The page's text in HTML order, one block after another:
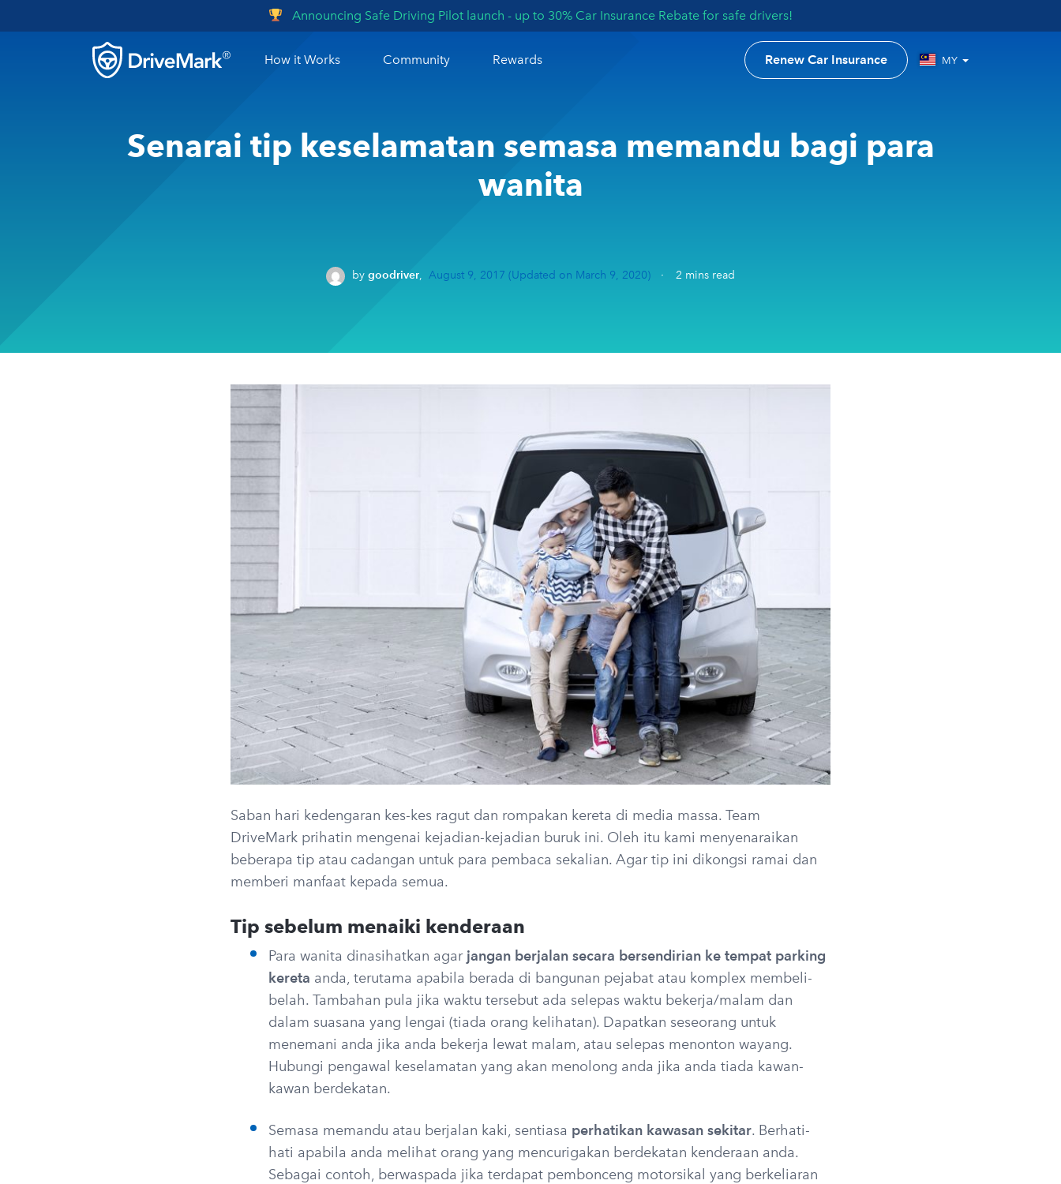
Announcing Safe Driving Pilot launch - up to 30% Car Insurance Rebate for safe drivers!
How it Works Community Rewards Renew Car Insurance MY
Senarai tip keselamatan semasa memandu bagi para
wanita
by goodriver, August 9, 2017 (Updated on March 9, 2020) · 2 mins read
Saban hari kedengaran kes-kes ragut dan rompakan kereta di media massa. Team
DriveMark prihatin mengenai kejadian-kejadian buruk ini. Oleh itu kami menyenaraikan
beberapa tip atau cadangan untuk para pembaca sekalian. Agar tip ini dikongsi ramai dan
memberi manfaat kepada semua.
Tip sebelum menaiki kenderaan
Para wanita dinasihatkan agar jangan berjalan secara bersendirian ke tempat parking
kereta anda, terutama apabila berada di bangunan pejabat atau komplex membeli-
belah. Tambahan pula jika waktu tersebut ada selepas waktu bekerja/malam dan
dalam suasana yang lengai (tiada orang kelihatan). Dapatkan seseorang untuk
menemani anda jika anda bekerja lewat malam, atau selepas menonton wayang.
Hubungi pengawal keselamatan yang akan menolong anda jika anda tiada kawan-
kawan berdekatan.
Semasa memandu atau berjalan kaki, sentiasa perhatikan kawasan sekitar. Berhati-
hati apabila anda melihat orang yang mencurigakan berdekatan kenderaan anda.
Sebagai contoh, berwaspada jika terdapat pembonceng motorsikal yang berkeliaran